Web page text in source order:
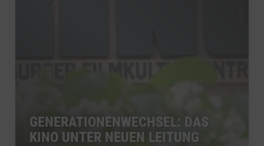
GENERATIONENWECHSEL: DAS
KINO UNTER NEUEN LEITUNG